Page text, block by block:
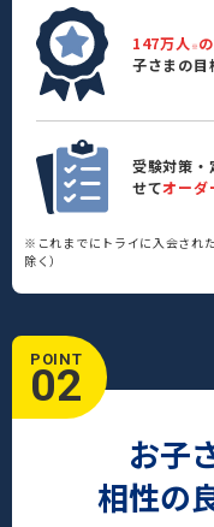
147万人 ※
子さまの目
受験対策・
せてオーダ
※これまでにトライに入会され
除く）
POINT
02
お子
相性の